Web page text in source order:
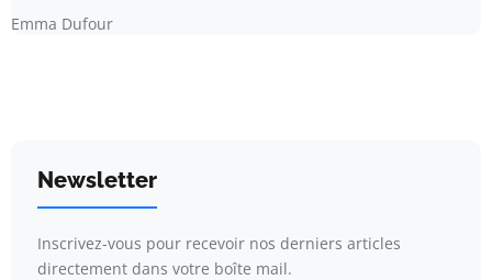
Emma Dufour
Newsletter
Inscrivez-vous pour recevoir nos derniers articles
directement dans votre boîte mail.